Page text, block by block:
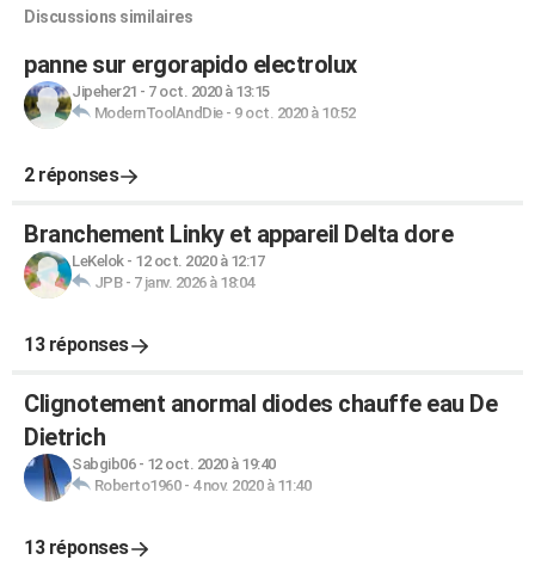
Discussions similaires
panne sur ergorapido electrolux
Jipeher21 - 7 oct. 2020 à 13:15
ModernToolAndDie- 9 oct. 2020 à 10:52
2 réponses
Branchement Linky et appareil Delta dore
LeKelok- 12 oct. 2020 à 12:17
JPB- 7 janv. 2026 à 18:04
13 réponses
Clignotement anormal diodes chauffe eau De
Dietrich
Sabgib06- 12 oct. 2020 à 19:40
Roberto1960- 4 nov. 2020 à 11:40
13 réponses